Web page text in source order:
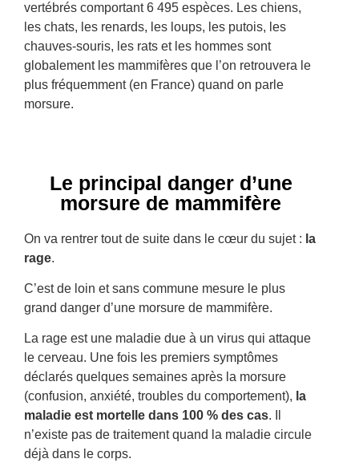
vertébrés comportant 6 495 espèces. Les chiens,
les chats, les renards, les loups, les putois, les
chauves-souris, les rats et les hommes sont
globalement les mammifères que l’on retrouvera le
plus fréquemment (en France) quand on parle
morsure.
Le principal danger d’une
morsure de mammifère
On va rentrer tout de suite dans le cœur du sujet : la
rage.
C’est de loin et sans commune mesure le plus
grand danger d’une morsure de mammifère.
La rage est une maladie due à un virus qui attaque
le cerveau. Une fois les premiers symptômes
déclarés quelques semaines après la morsure
(confusion, anxiété, troubles du comportement), la
maladie est mortelle dans 100 % des cas. Il
n’existe pas de traitement quand la maladie circule
déjà dans le corps.